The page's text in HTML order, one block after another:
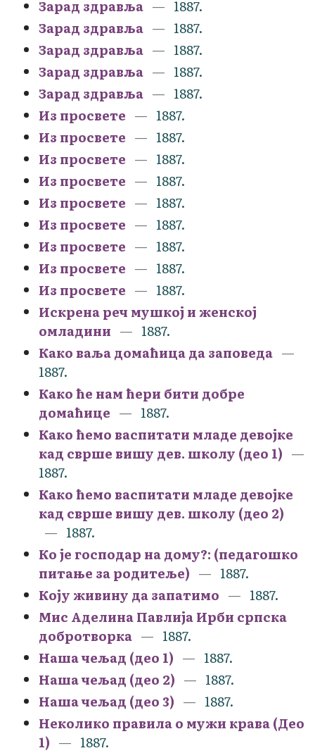
Зарад здравља
1887.
Зарад здравља
1887.
Зарад здравља
1887.
Зарад здравља
1887.
Зарад здравља
1887.
Из просвете
1887.
Из просвете
1887.
Из просвете
1887.
Из просвете
1887.
Из просвете
1887.
Из просвете
1887.
Из просвете
1887.
Из просвете
1887.
Из просвете
1887.
Искрена реч мушкој и женској
омладини
1887.
Како ваља домаћица да заповеда
1887.
Како ће нам ћери бити добре
домаћице
1887.
Како ћемо васпитати младе девојке
кад сврше вишу дев. школу (део 1)
1887.
Како ћемо васпитати младе девојке
кад сврше вишу дев. школу (део 2)
1887.
Ко је господар на дому?: (педагошко
питање за родитеље)
1887.
Коју живину да запатимо
1887.
Мис Аделина Павлија Ирби српска
добротворка
1887.
Наша чељад (део 1)
1887.
Наша чељад (део 2)
1887.
Наша чељад (део 3)
1887.
Неколико правила о мужи крава (Део
1)
1887.